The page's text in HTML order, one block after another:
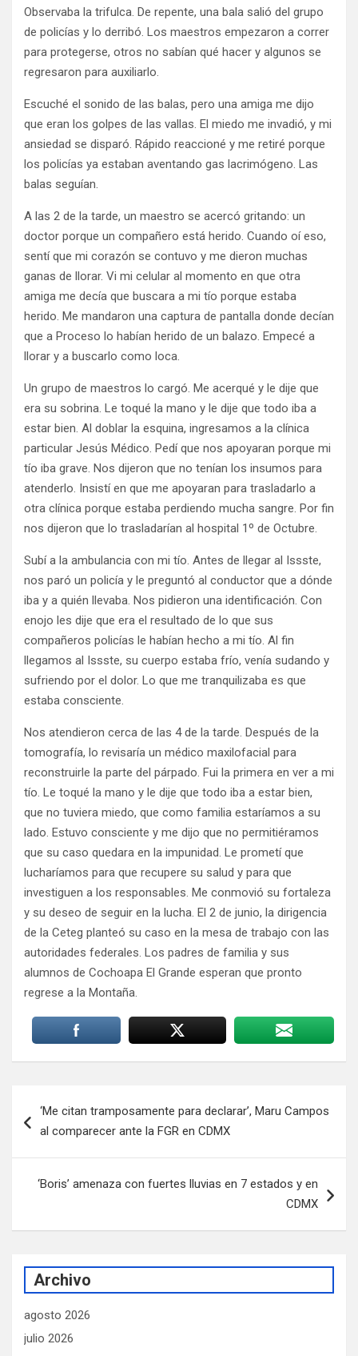
Observaba la trifulca. De repente, una bala salió del grupo
de policías y lo derribó. Los maestros empezaron a correr
para protegerse, otros no sabían qué hacer y algunos se
regresaron para auxiliarlo.
Escuché el sonido de las balas, pero una amiga me dijo
que eran los golpes de las vallas. El miedo me invadió, y mi
ansiedad se disparó. Rápido reaccioné y me retiré porque
los policías ya estaban aventando gas lacrimógeno. Las
balas seguían.
A las 2 de la tarde, un maestro se acercó gritando: un
doctor porque un compañero está herido. Cuando oí eso,
sentí que mi corazón se contuvo y me dieron muchas
ganas de llorar. Vi mi celular al momento en que otra
amiga me decía que buscara a mi tío porque estaba
herido. Me mandaron una captura de pantalla donde decían
que a Proceso lo habían herido de un balazo. Empecé a
llorar y a buscarlo como loca.
Un grupo de maestros lo cargó. Me acerqué y le dije que
era su sobrina. Le toqué la mano y le dije que todo iba a
estar bien. Al doblar la esquina, ingresamos a la clínica
particular Jesús Médico. Pedí que nos apoyaran porque mi
tío iba grave. Nos dijeron que no tenían los insumos para
atenderlo. Insistí en que me apoyaran para trasladarlo a
otra clínica porque estaba perdiendo mucha sangre. Por fin
nos dijeron que lo trasladarían al hospital 1º de Octubre.
Subí a la ambulancia con mi tío. Antes de llegar al Issste,
nos paró un policía y le preguntó al conductor que a dónde
iba y a quién llevaba. Nos pidieron una identificación. Con
enojo les dije que era el resultado de lo que sus
compañeros policías le habían hecho a mi tío. Al fin
llegamos al Issste, su cuerpo estaba frío, venía sudando y
sufriendo por el dolor. Lo que me tranquilizaba es que
estaba consciente.
Nos atendieron cerca de las 4 de la tarde. Después de la
tomografía, lo revisaría un médico maxilofacial para
reconstruirle la parte del párpado. Fui la primera en ver a mi
tío. Le toqué la mano y le dije que todo iba a estar bien,
que no tuviera miedo, que como familia estaríamos a su
lado. Estuvo consciente y me dijo que no permitiéramos
que su caso quedara en la impunidad. Le prometí que
lucharíamos para que recupere su salud y para que
investiguen a los responsables. Me conmovió su fortaleza
y su deseo de seguir en la lucha. El 2 de junio, la dirigencia
de la Ceteg planteó su caso en la mesa de trabajo con las
autoridades federales. Los padres de familia y sus
alumnos de Cochoapa El Grande esperan que pronto
regrese a la Montaña.
de
‘Me citan tramposamente para declarar’, Maru Campos
al comparecer ante la FGR en CDMX
‘Boris’ amenaza con fuertes lluvias en 7 estados y en
CDMX
Archivo
agosto 2026
julio 2026